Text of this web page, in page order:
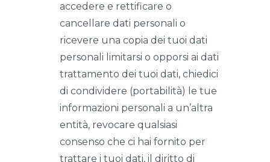
accedere e rettificare o
cancellare dati personali o
ricevere una copia dei tuoi dati
personali limitarsi o opporsi ai dati
trattamento dei tuoi dati, chiedici
di condividere (portabilità) le tue
informazioni personali a un’altra
entità, revocare qualsiasi
consenso che ci hai fornito per
trattare i tuoi dati, il diritto di